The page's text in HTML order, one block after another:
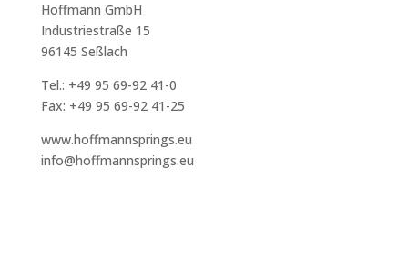
Hoffmann GmbH
Industriestraße 15
96145 Seßlach
Tel.: +49 95 69-92 41-0
Fax: +49 95 69-92 41-25
www.hoffmannsprings.eu
info@hoffmannsprings.eu